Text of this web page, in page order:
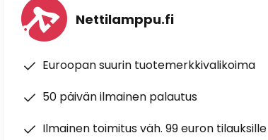
Nettilamppu.fi
Euroopan suurin tuotemerkkivalikoima
50 päivän ilmainen palautus
Ilmainen toimitus väh. 99 euron tilauksille